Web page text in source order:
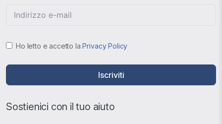
Ho letto e accetto laPrivacy Policy
Iscriviti
Sostienici con il tuo aiuto